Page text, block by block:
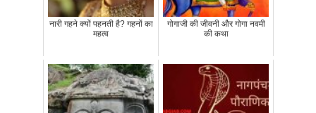
नारी गहने क्यों पहनती है? गहनों का
महत्व
गोगाजी की जीवनी और गोगा नवमी
की कथा